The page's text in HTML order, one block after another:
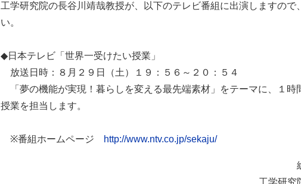
工学研究院の長谷川靖哉教授が、以下のテレビ番組に出演しますので
い。
◆日本テレビ「世界一受けたい授業」
放送日時：８月２９日（土）１９：５６～２０：５４
「夢の機能が実現！暮らしを変える最先端素材」をテーマに、１時
授業を担当します。
※番組ホームページ http://www.ntv.co.jp/sekaju/
工学研究